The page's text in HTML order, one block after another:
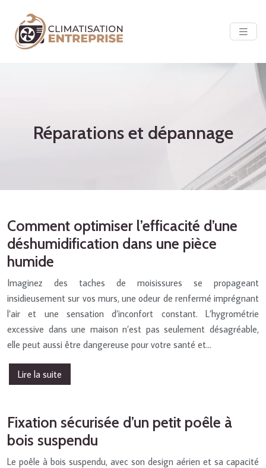
Réparations et dépannage
Comment optimiser l’efficacité d’une
déshumidification dans une pièce
humide
Imaginez des taches de moisissures se propageant
insidieusement sur vos murs, une odeur de renfermé imprégnant
l’air et une sensation d’inconfort constant. L’hygrométrie
excessive dans une maison n’est pas seulement désagréable,
elle peut aussi être dangereuse pour votre santé et…
Lire la suite
Fixation sécurisée d’un petit poêle à
bois suspendu
Le poêle à bois suspendu, avec son design aérien et sa capacité